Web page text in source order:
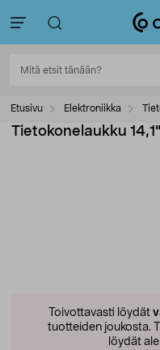
Etusivu Elektroniikka
Tietokonelaukku 14,1"
Toivottavasti löydät
tuotteiden joukosta.
löydät